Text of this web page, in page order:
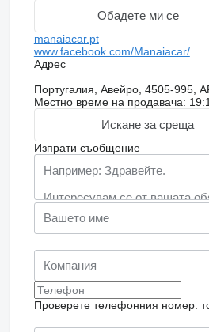
Обадете ми се
manaiacar.pt
www.facebook.com/Manaiacar/
Адрес
Португалия, Авейро, 4505-995,
Местно време на продавача:
Искане за среща
Изпрати съобщение
Проверете телефонния номер: